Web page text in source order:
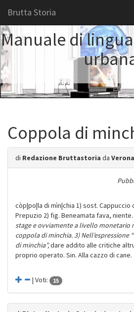
Brutta Storia
Manuale di
Coppola di
di Redazione Bruttastoria da Verona
còp|po|la di mìn|chia 1) sost. Cappuccio
Prepuzio 2) fig. Beneamata fava, niente.
stage e ovviamente a livello monetario
coppola di minchia. 3) Nell’espressione
di minchia”,dare addito alle critiche
proprio operato. Sin. Alla cazzo di cane.
| Voti: 15